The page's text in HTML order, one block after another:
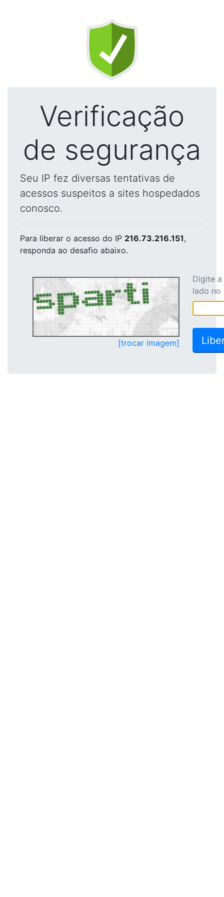
Verificação
de segurança
Seu IP fez diversas tentativas de
acessos suspeitos a sites hospedados
conosco.
Para liberar o acesso do IP 216.73.216.151,
responda ao desafio abaixo.
[trocar imagem]
Digite
lado no